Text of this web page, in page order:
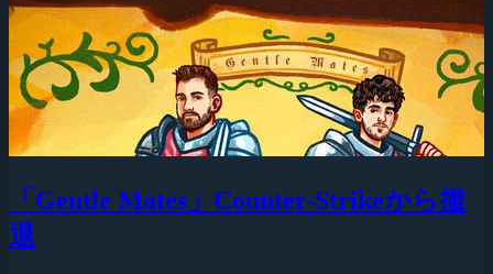
「Gentle Mates」Counter-Strikeから撤
退